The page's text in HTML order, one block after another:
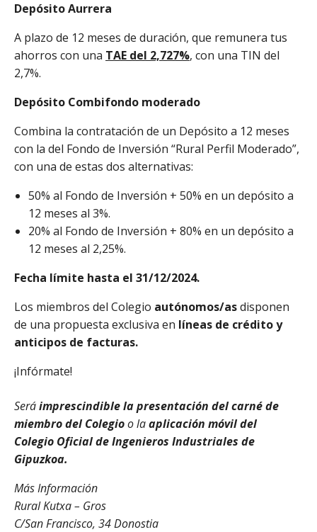
Depósito Aurrera
A plazo de 12 meses de duración, que remunera tus
ahorros con una TAE del 2,727%, con una TIN del
2,7%.
Depósito Combifondo moderado
Combina la contratación de un Depósito a 12 meses
con la del Fondo de Inversión “Rural Perfil Moderado”,
con una de estas dos alternativas:
50% al Fondo de Inversión + 50% en un depósito a
12 meses al 3%.
20% al Fondo de Inversión + 80% en un depósito a
12 meses al 2,25%.
Fecha límite hasta el 31/12/2024.
Los miembros del Colegio autónomos/asdisponen
de una propuesta exclusiva en líneas de crédito y
anticipos de facturas.
¡Infórmate!
Seráimprescindible la presentación del carné de
miembro del Colegioo laaplicación móvil del
Colegio Oficial de Ingenieros Industriales de
Gipuzkoa.
Más Información
Rural Kutxa – Gros
C/San Francisco, 34 Donostia